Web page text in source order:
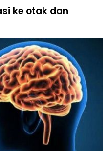
ke otak dan